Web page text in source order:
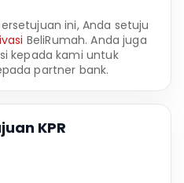
ini, Anda setuju
BeliRumah. Anda juga
kepada kami untuk
partner bank.
KPR